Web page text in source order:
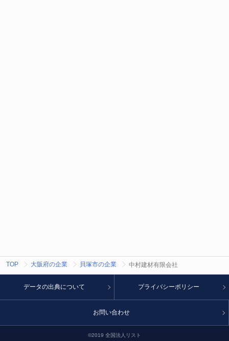
TOP 大阪府の企業 貝塚市の企業 中村建材有限会社
©2019 全国法人リスト
データの出典について プライバシーポリシー
お問い合わせ